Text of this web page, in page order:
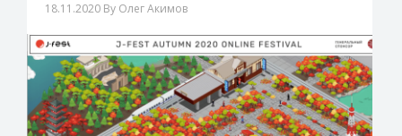
18.11.2020 By Олег Акимов